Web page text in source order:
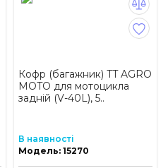
Кофр (багажник) TT AGRO
MOTO для мотоцикла
задній (V-40L), 5..
В наявності
Модель: 15270